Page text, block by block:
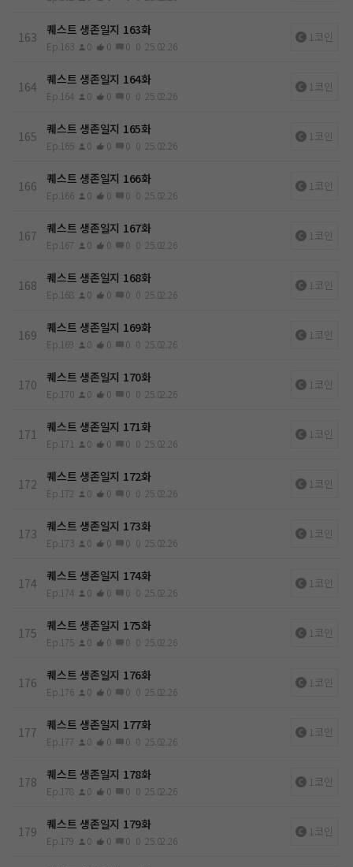
163 퀘스트 생존일지 163화
Ep.163 0 0 0 0 25.02.26
1코인
164 퀘스트 생존일지 164화
Ep.164 0 0 0 0 25.02.26
1코인
165 퀘스트 생존일지 165화
Ep.165 0 0 0 0 25.02.26
1코인
166 퀘스트 생존일지 166화
Ep.166 0 0 0 0 25.02.26
1코인
167 퀘스트 생존일지 167화
Ep.167 0 0 0 0 25.02.26
1코인
168 퀘스트 생존일지 168화
Ep.168 0 0 0 0 25.02.26
1코인
169 퀘스트 생존일지 169화
Ep.169 0 0 0 0 25.02.26
1코인
170 퀘스트 생존일지 170화
Ep.170 0 0 0 0 25.02.26
1코인
171 퀘스트 생존일지 171화
Ep.171 0 0 0 0 25.02.26
1코인
172 퀘스트 생존일지 172화
Ep.172 0 0 0 0 25.02.26
1코인
173 퀘스트 생존일지 173화
Ep.173 0 0 0 0 25.02.26
1코인
174 퀘스트 생존일지 174화
Ep.174 0 0 0 0 25.02.26
1코인
175 퀘스트 생존일지 175화
Ep.175 0 0 0 0 25.02.26
1코인
176 퀘스트 생존일지 176화
Ep.176 0 0 0 0 25.02.26
1코인
177 퀘스트 생존일지 177화
Ep.177 0 0 0 0 25.02.26
1코인
178 퀘스트 생존일지 178화
Ep.178 0 0 0 0 25.02.26
1코인
179 퀘스트 생존일지 179화
Ep.179 0 0 0 0 25.02.26
1코인